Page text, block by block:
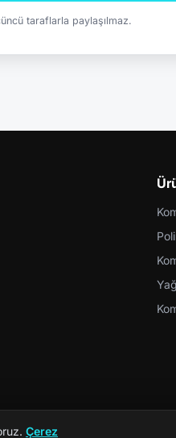
taraflarla paylaşılmaz.
Çerez